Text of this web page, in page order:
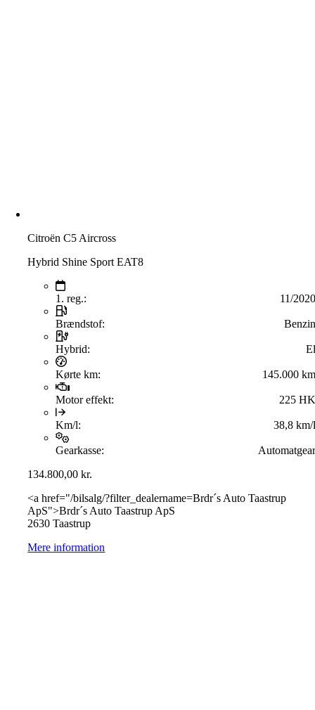
Citroën C5 Aircross
Hybrid Shine Sport EAT8
1. reg.: 11/2020
Brændstof: Benzin
Hybrid: El
Kørte km: 145.000 km
Motor effekt: 225 HK
Km/l: 38,8 km/l
Gearkasse:
Automatgear
134.800,00kr.
<a href="/bilsalg/?filter_dealername=Brdr´s Auto Taastrup
ApS">Brdr´s Auto Taastrup ApS
2630 Taastrup
Mere information